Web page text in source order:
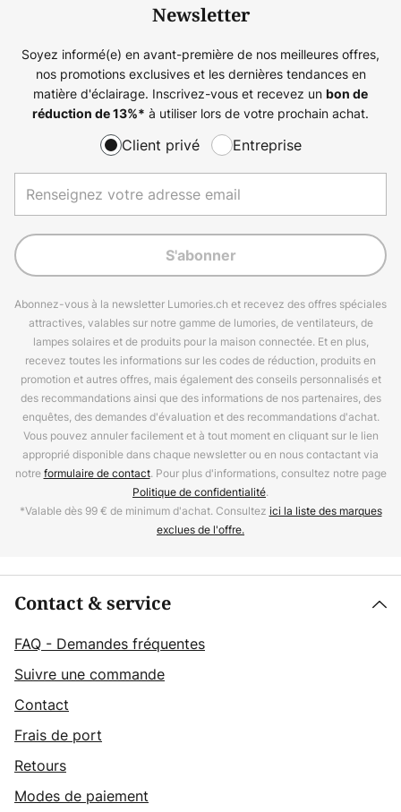
Newsletter
Soyez informé(e) en avant-première de nos meilleures offres,
nos promotions exclusives et les dernières tendances en
matière d'éclairage. Inscrivez-vous et recevez un bon de
réduction de13%* à utiliser lors de votre prochain achat.
Client privé Entreprise
S'abonner
Abonnez-vous à la newsletter Lumories.ch et recevez des offres spéciales
attractives, valables sur notre gamme de lumories, de ventilateurs, de
lampes solaires et de produits pour la maison connectée. Et en plus,
recevez toutes les informations sur les codes de réduction, produits en
promotion et autres offres, mais également des conseils personnalisés et
des recommandations ainsi que des informations de nos partenaires, des
enquêtes, des demandes d'évaluation et des recommandations d'achat.
Vous pouvez annuler facilement et à tout moment en cliquant sur le lien
approprié disponible dans chaque newsletter ou en nous contactant via
notreformulaire de contact. Pour plus d'informations, consultez notre page
Politique de confidentialité.
*Valable dès 99 € de minimum d'achat. Consultez ici la liste des marques
exclues de l'offre.
Contact & service
FAQ - Demandes fréquentes
Suivre une commande
Contact
Frais de port
Retours
Modes de paiement